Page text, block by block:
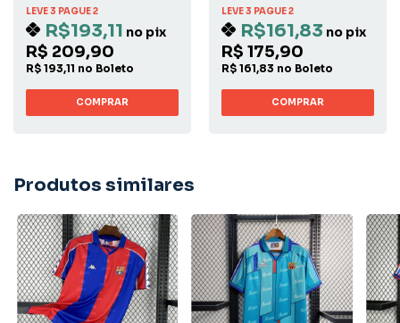
LEVE 3 PAGUE 2
R$193,11 no pix
R$ 209,90
R$ 193,11 no Boleto
COMPRAR
LEVE 3 PAGUE 2
R$161,83 no pix
R$ 175,90
R$ 161,83 no Boleto
COMPRAR
Produtos similares